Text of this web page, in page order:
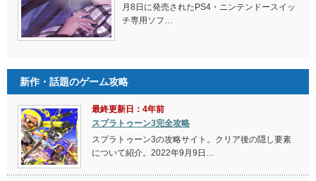
月8日に発売されたPS4・ニンテンドースイッ
チ専用ソフ…
新作・話題のゲーム攻略
最終更新日：4年前
スプラトゥーン3完全攻略
スプラトゥーン3の攻略サイト。クリア後の隠し要素
について紹介。2022年9月9日…